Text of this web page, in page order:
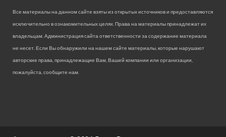
Все материалы на данном сайте взяты из открытых источников и предоставляются
исключительно в ознакомительных целях. Права на материалы принадлежат их
владельцам. Администрация сайта ответственности за содержание материала
не несет. Если Вы обнаружили на нашем сайте материалы, которые нарушают
авторские права, принадлежащие Вам, Вашей компании или организации,
пожалуйста, сообщите нам.